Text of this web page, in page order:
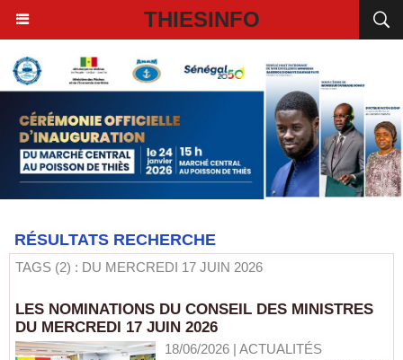
THIESINFO
RÉSULTATS RECHERCHE
TAGS (2) : DU MERCREDI 17 JUIN 2026
LES NOMINATIONS DU CONSEIL DES MINISTRES
DU MERCREDI 17 JUIN 2026
18/06/2026| ACTUALITÉS